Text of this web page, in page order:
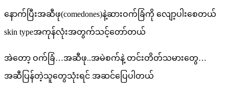
နောက်ပြီးအဆီဖု(comedones)နဲ့ဆားဝက်ခြံကို လျော့ပါးစေတယ်
skin typeအကုန်လုံးအတွက်သင့်တော်တယ်
အဲတော့ ဝက်ခြံ…အဆီဖု..အမဲစက်နဲ့ တင်းတိတ်သမားတွေ…
အဆီပြန်တဲ့သူတွေသုံးရင် အဆင်ပြေပါတယ်